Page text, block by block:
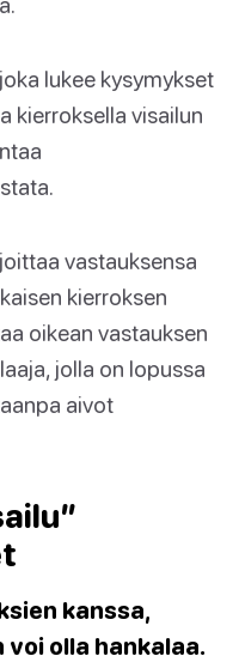
lukee kysymykset
kierroksella visailun
vastauksensa
kierroksen
oikean vastauksen
jolla on lopussa
aivot
kanssa,
voi olla hankalaa.